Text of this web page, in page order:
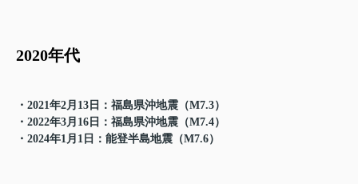
2020年代
・2021年2月13日：福島県沖地震（M7.3）
・2022年3月16日：福島県沖地震（M7.4）
・2024年1月1日：能登半島地震（M7.6）